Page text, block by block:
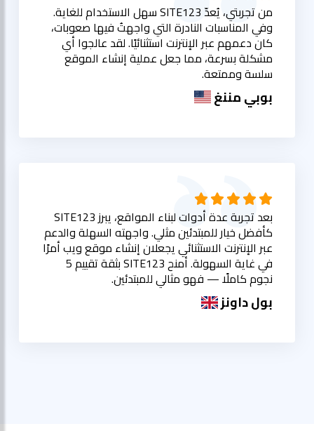
من تجربتي، يُعدّ SITE123 سهل الاستخدام للغاية.
وفي المناسبات النادرة التي واجهتُ فيها صعوبات،
كان دعمهم عبر الإنترنت استثنائيًا. لقد عالجوا أي
مشكلة بسرعة، مما جعل عملية إنشاء الموقع
سلسة وممتعة.
بوبي مننغ
بعد تجربة عدة أدوات لبناء المواقع، يبرز SITE123
كأفضل خيار للمبتدئين مثلي. واجهته السهلة والدعم
عبر الإنترنت الاستثنائي يجعلان إنشاء موقع ويب أمرًا
في غاية السهولة. أمنح SITE123 بثقة تقييم 5
نجوم كاملًا — فهو مثالي للمبتدئين.
بول داونز